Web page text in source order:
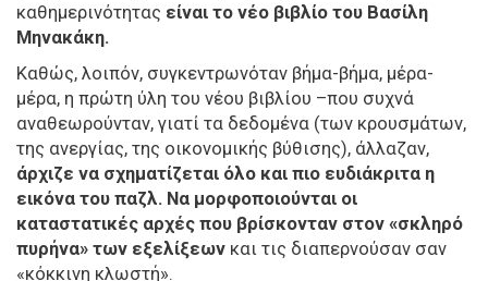
καθημερινότητας είναι το νέο βιβλίο του Βασίλη
Μηνακάκη.
Καθώς, λοιπόν, συγκεντρωνόταν βήμα-βήμα, μέρα-
μέρα, η πρώτη ύλη του νέου βιβλίου –που συχνά
αναθεωρούνταν, γιατί τα δεδομένα (των κρουσμάτων,
της ανεργίας, της οικονομικής βύθισης), άλλαζαν,
άρχιζε να σχηματίζεται όλο και πιο ευδιάκριτα η
εικόνα του παζλ. Να μορφοποιούνται οι
καταστατικές αρχές που βρίσκονταν στον «σκληρό
πυρήνα» των εξελίξεων και τις διαπερνούσαν σαν
«κόκκινη κλωστή».